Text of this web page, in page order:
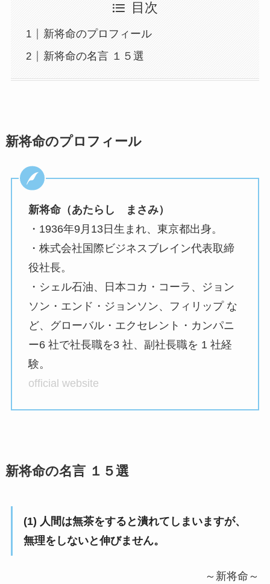
目次
新将命のプロフィール
新将命の名言 １５選
新将命のプロフィール
新将命（あたらし まさみ）
・1936年9月13日生まれ、東京都出身。
・株式会社国際ビジネスブレイン代表取締
役社長。
・シェル石油、日本コカ・コーラ、ジョン
ソン・エンド・ジョンソン、フィリップ な
ど、グローバル・エクセレント・カンパニ
ー6 社で社長職を3 社、副社長職を 1 社経
験。
official website
新将命の名言 １５選
(1) 人間は無茶をすると潰れてしまいますが、
無理をしないと伸びません。
～新将命～